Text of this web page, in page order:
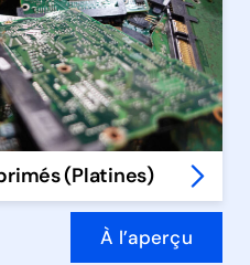
(Platines)
À l’aperçu